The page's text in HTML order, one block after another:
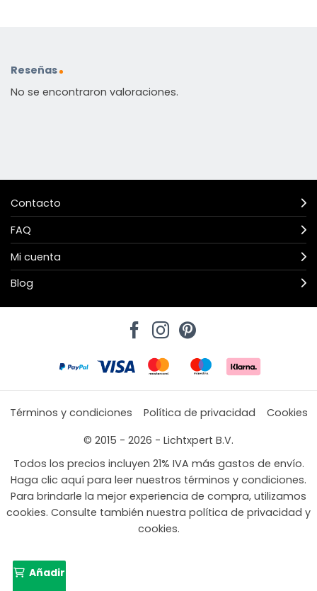
Reseñas
No se encontraron valoraciones.
Contacto
FAQ
Mi cuenta
Blog
Términos y condiciones Política de privacidad
Cookies
© 2015 - 2026 - Lichtxpert B.V.
Todos los precios incluyen 21% IVA más gastos de envío.
Haga clic aquí para leer nuestros términos y condiciones.
Para brindarle la mejor experiencia de compra, utilizamos
cookies. Consulte también nuestra política de privacidad y
cookies.
Añadir